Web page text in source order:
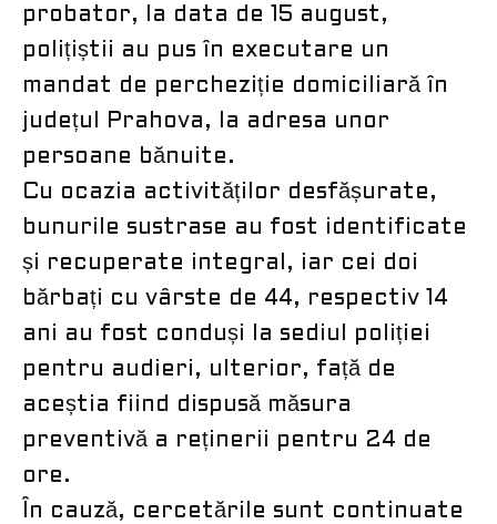
probator, la data de 15 august,
polițiștii au pus în executare un
mandat de percheziție domiciliară în
județul Prahova, la adresa unor
persoane bănuite.
Cu ocazia activităților desfășurate,
bunurile sustrase au fost identificate
și recuperate integral, iar cei doi
bărbați cu vârste de 44, respectiv 14
ani au fost conduși la sediul poliției
pentru audieri, ulterior, față de
aceștia fiind dispusă măsura
preventivă a reținerii pentru 24 de
ore.
În cauză, cercetările sunt continuate